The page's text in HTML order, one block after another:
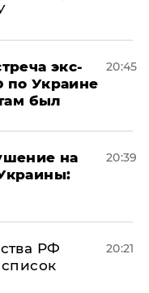
экс-
по Украине
был
20:45
на
20:39
РФ
20:21